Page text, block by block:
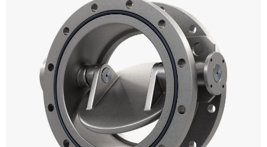
+7 (495) 215-24-81
Заказать звонок
zakaz325@ks-rus.com
Email для связи
Одинцово, Внуковская 9, пав. 31
Пункт выдачи заказов